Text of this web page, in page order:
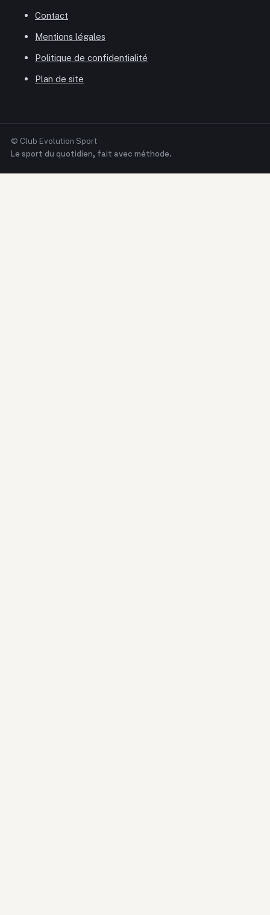
Contact
Mentions légales
Politique de confidentialité
Plan de site
© Club Evolution Sport
Le sport du quotidien, fait avec méthode.